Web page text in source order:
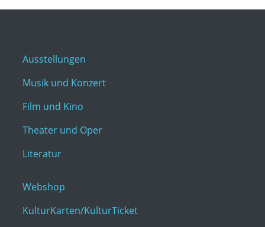
Ausstellungen
Musik und Konzert
Film und Kino
Theater und Oper
Literatur
Webshop
KulturKarten/KulturTicket